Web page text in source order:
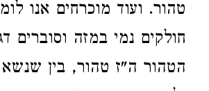
טהור. ועוד מוכרחים אנו
חולקים נמי במזה וסוברים
הטהור ה"ז טהור, בין